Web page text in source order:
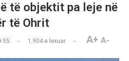
të objektit pa leje në
të Ohrit
1,904 e lexuar A+ A-